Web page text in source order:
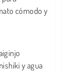
cómodo y
y agua